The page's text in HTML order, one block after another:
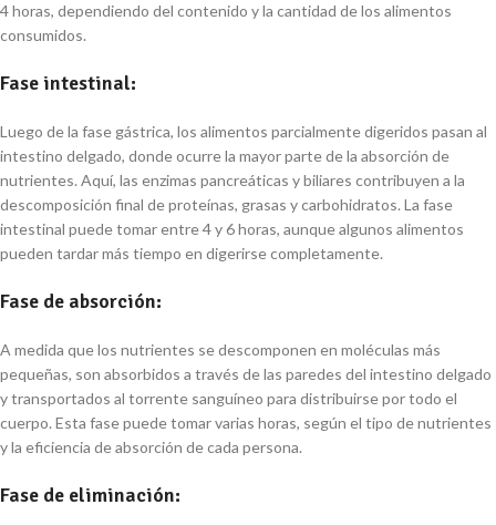
4 horas, dependiendo del contenido y la cantidad de los alimentos
consumidos.
Fase intestinal:
Luego de la fase gástrica, los alimentos parcialmente digeridos pasan al
intestino delgado, donde ocurre la mayor parte de la absorción de
nutrientes. Aquí, las enzimas pancreáticas y biliares contribuyen a la
descomposición final de proteínas, grasas y carbohidratos. La fase
intestinal puede tomar entre 4 y 6 horas, aunque algunos alimentos
pueden tardar más tiempo en digerirse completamente.
Fase de absorción:
A medida que los nutrientes se descomponen en moléculas más
pequeñas, son absorbidos a través de las paredes del intestino delgado
y transportados al torrente sanguíneo para distribuirse por todo el
cuerpo. Esta fase puede tomar varias horas, según el tipo de nutrientes
y la eficiencia de absorción de cada persona.
Fase de eliminación: